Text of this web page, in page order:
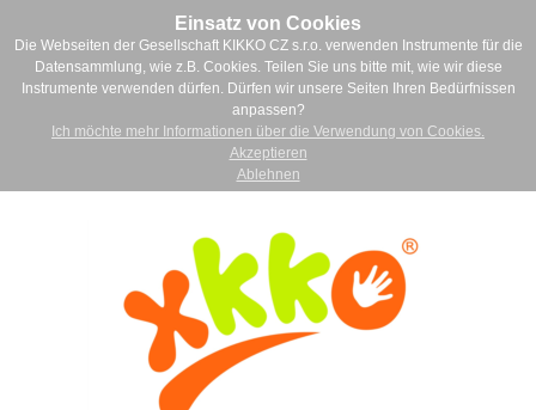
Einsatz von Cookies
Die Webseiten der Gesellschaft KIKKO CZ s.r.o. verwenden Instrumente für die
Datensammlung, wie z.B. Cookies. Teilen Sie uns bitte mit, wie wir diese
Instrumente verwenden dürfen. Dürfen wir unsere Seiten Ihren Bedürfnissen
anpassen?
Ich möchte mehr Informationen über die Verwendung von Cookies.
Akzeptieren
Ablehnen